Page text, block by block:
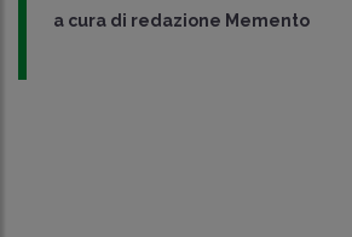
a cura di redazione Memento